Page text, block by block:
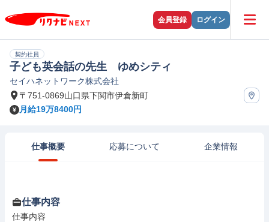
会員登録 ログイン
契約社員
子ども英会話の先生 ゆめシティ
セイハネットワーク株式会社
〒751-0869山口県下関市伊倉新町
月給19万8400円
仕事概要 応募について 企業情報
仕事内容
仕事内容